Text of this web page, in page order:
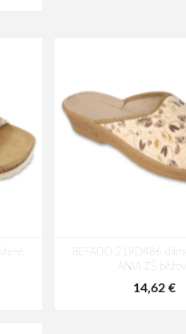
BEFADO 219D486
ANIA ZŠ
14,62 €